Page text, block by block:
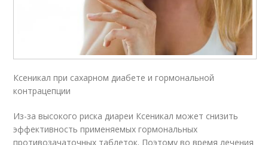
Ксеникал при сахарном диабете и гормональной
контрацепции
Из-за высокого риска диареи Ксеникал может снизить
эффективность применяемых гормональных
противозачаточных таблеток. Поэтому во время лечения